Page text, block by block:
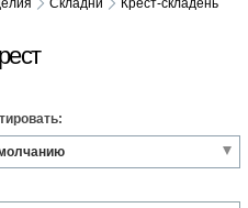
Складни Крест-складень